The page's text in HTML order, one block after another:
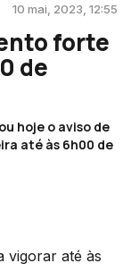
10 mai, 2023, 12:55
forte
de
hoje o aviso de
até às 6h00 de
vigorar até às